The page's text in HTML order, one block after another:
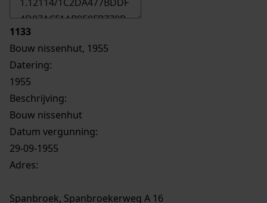
1133
Bouw nissenhut, 1955
Datering:
1955
Beschrijving:
Bouw nissenhut
Datum vergunning:
29-09-1955
Adres:
Spanbroek, Spanbroekerweg A 16